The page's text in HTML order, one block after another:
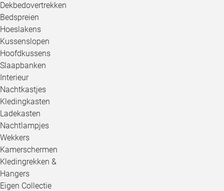
Dekbedovertrekken
Bedspreien
Hoeslakens
Kussenslopen
Hoofdkussens
Slaapbanken
Interieur
Nachtkastjes
Kledingkasten
Ladekasten
Nachtlampjes
Wekkers
Kamerschermen
Kledingrekken &
Hangers
Eigen Collectie